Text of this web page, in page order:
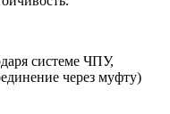
системе ЧПУ,
через муфту)